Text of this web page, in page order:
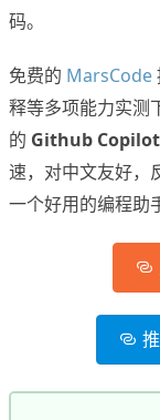
码。
免费的 MarsCode
释等多项能力实测
的 Github Copilot
速，对中文友好，
一个好用的编程助